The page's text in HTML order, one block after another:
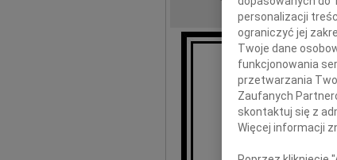
personalizacji
ograniczyć jej
Twoje dane
funkcjonowania
przetwarzania
Zaufanych
skontaktuj się z
Więcej informacji